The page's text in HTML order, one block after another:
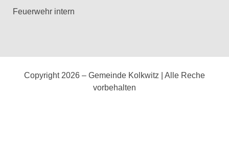
Feuerwehr intern
Copyright 2026 – Gemeinde Kolkwitz | Alle Reche
vorbehalten